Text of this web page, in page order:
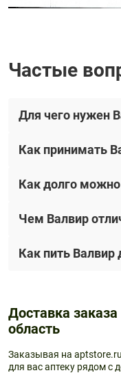
Частые
Для чего нужен
Как принимать
Как долго
Чем Валвир
Как пить Валвир
Доставка
область
Заказывая на
для вас аптеку рядом с